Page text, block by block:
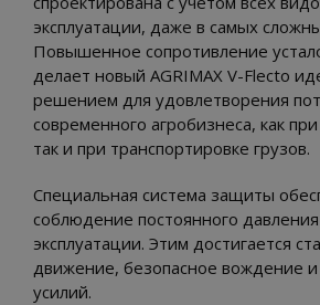
эксплуатации, даже в самых
Повышенное сопротивление
делает новый AGRIMAX V-Flecto
решением для удовлетворения
современного агробизнеса, как
так и при транспортировке грузов.
Специальная система защиты
соблюдение постоянного
эксплуатации. Этим достигается
движение, безопасное вождение и
усилий.